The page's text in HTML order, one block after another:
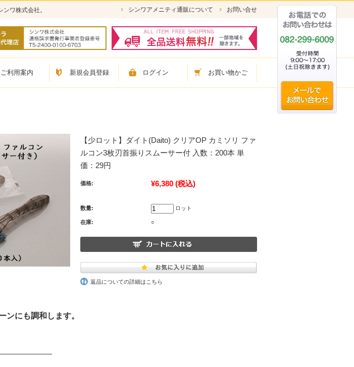
ワ株式会社。 シンワアメニティ通販について お問い合せ
ご利用案内 新規会員登録 ログイン お買い物かご
【少ロット】ダイト(Daito) クリアOP カミソリ ファ
ルコン3枚刃首振りスムーサー付 入数：200本 単
価：29円
価格: ¥6,380 (税込)
数量: ロット
在庫: ○
返品についての詳細はこちら
ンにも調和します。
細